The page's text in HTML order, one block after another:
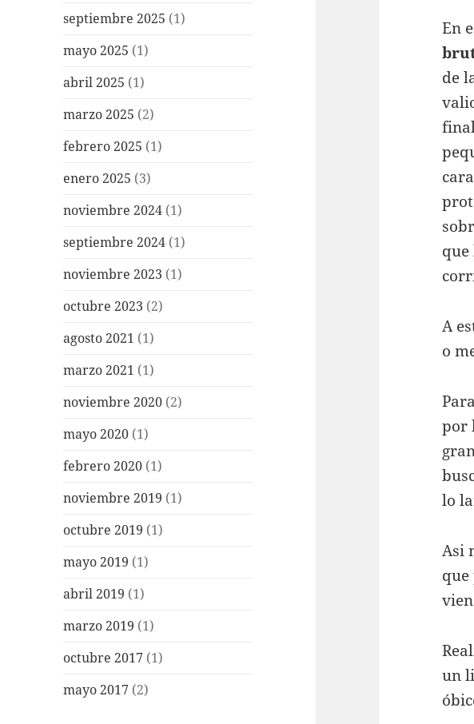
septiembre 2025 (1)
mayo 2025 (1)
abril 2025 (1)
marzo 2025 (2)
febrero 2025 (1)
enero 2025 (3)
noviembre 2024 (1)
septiembre 2024 (1)
noviembre 2023 (1)
octubre 2023 (2)
agosto 2021 (1)
marzo 2021 (1)
noviembre 2020 (2)
mayo 2020 (1)
febrero 2020 (1)
noviembre 2019 (1)
octubre 2019 (1)
mayo 2019 (1)
abril 2019 (1)
marzo 2019 (1)
octubre 2017 (1)
mayo 2017 (2)
En
de
que
A
o
por
lo
Asi
un